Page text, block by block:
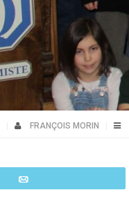
FRANÇOIS MORIN